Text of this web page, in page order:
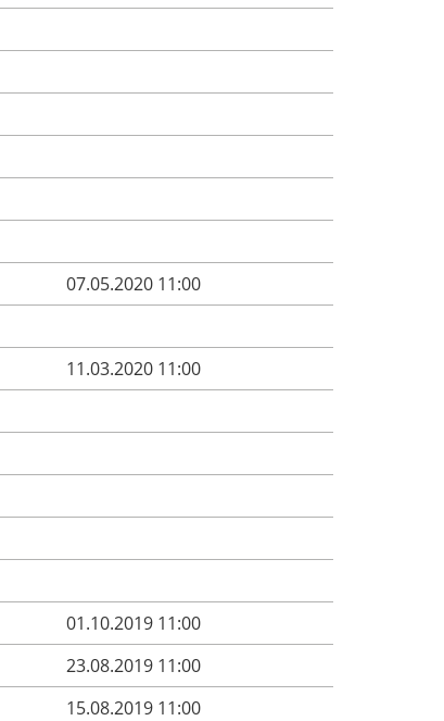
07.05.2020 11:00
11.03.2020 11:00
01.10.2019 11:00
23.08.2019 11:00
15.08.2019 11:00